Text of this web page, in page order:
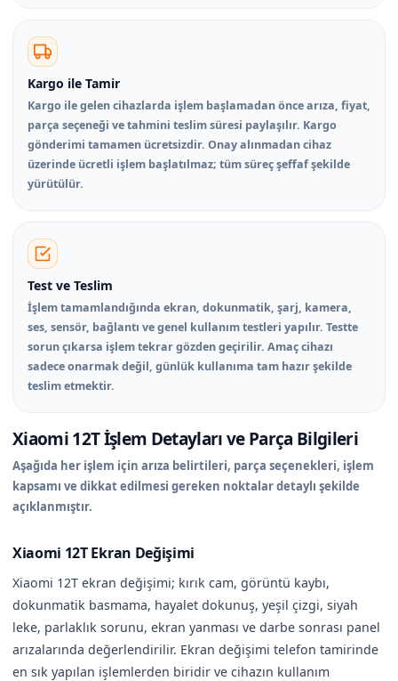
Kargo ile Tamir
Kargo ile gelen cihazlarda işlem başlamadan önce arıza, fiyat,
parça seçeneği ve tahmini teslim süresi paylaşılır. Kargo
gönderimi tamamen ücretsizdir. Onay alınmadan cihaz
üzerinde ücretli işlem başlatılmaz; tüm süreç şeffaf şekilde
yürütülür.
Test ve Teslim
İşlem tamamlandığında ekran, dokunmatik, şarj, kamera,
ses, sensör, bağlantı ve genel kullanım testleri yapılır. Testte
sorun çıkarsa işlem tekrar gözden geçirilir. Amaç cihazı
sadece onarmak değil, günlük kullanıma tam hazır şekilde
teslim etmektir.
Xiaomi 12T İşlem Detayları ve Parça Bilgileri
Aşağıda her işlem için arıza belirtileri, parça seçenekleri, işlem
kapsamı ve dikkat edilmesi gereken noktalar detaylı şekilde
açıklanmıştır.
Xiaomi 12T Ekran Değişimi
Xiaomi 12T ekran değişimi; kırık cam, görüntü kaybı,
dokunmatik basmama, hayalet dokunuş, yeşil çizgi, siyah
leke, parlaklık sorunu, ekran yanması ve darbe sonrası panel
arızalarında değerlendirilir. Ekran değişimi telefon tamirinde
en sık yapılan işlemlerden biridir ve cihazın kullanım